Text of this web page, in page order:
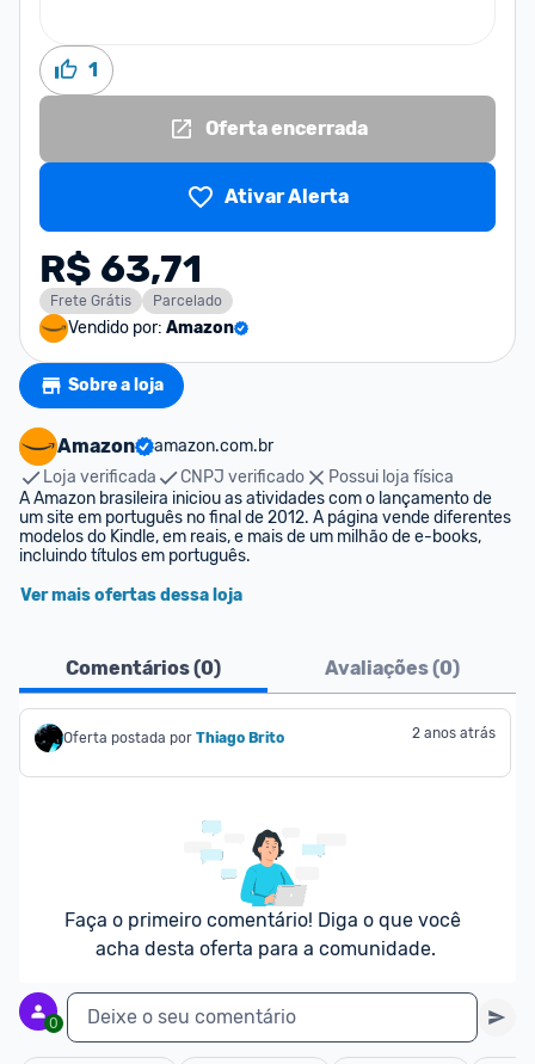
1
Oferta encerrada
Ativar Alerta
R$ 63,71
Frete Grátis Parcelado
Vendido por: Amazon
Sobre a loja
Amazon
amazon.com.br
Loja verificada
CNPJ verificado
Possui loja física
A Amazon brasileira iniciou as atividades com o lançamento de
um site em português no final de 2012. A página vende diferentes
modelos do Kindle, em reais, e mais de um milhão de e-books,
incluindo títulos em português.
Ver mais ofertas dessa loja
Comentários (0) Avaliações (0)
Oferta postada por Thiago Brito 2 anos atrás
Faça o primeiro comentário! Diga o que você
acha desta oferta para a comunidade.
0 Deixe o seu comentário